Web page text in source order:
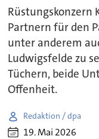
Rüstungskonzern
Partnern für den
unter anderem
Ludwigsfelde zu
Tüchern, beide
Offenheit.
Redaktion / dpa
19. Mai 2026